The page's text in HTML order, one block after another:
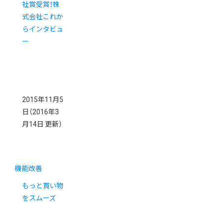
社賞受賞！株
式会社これか
らインタビュ
ー
2015年11月5
日 （2016年3
月14日 更新）
機能改善
もっと買い物
をスムーズ